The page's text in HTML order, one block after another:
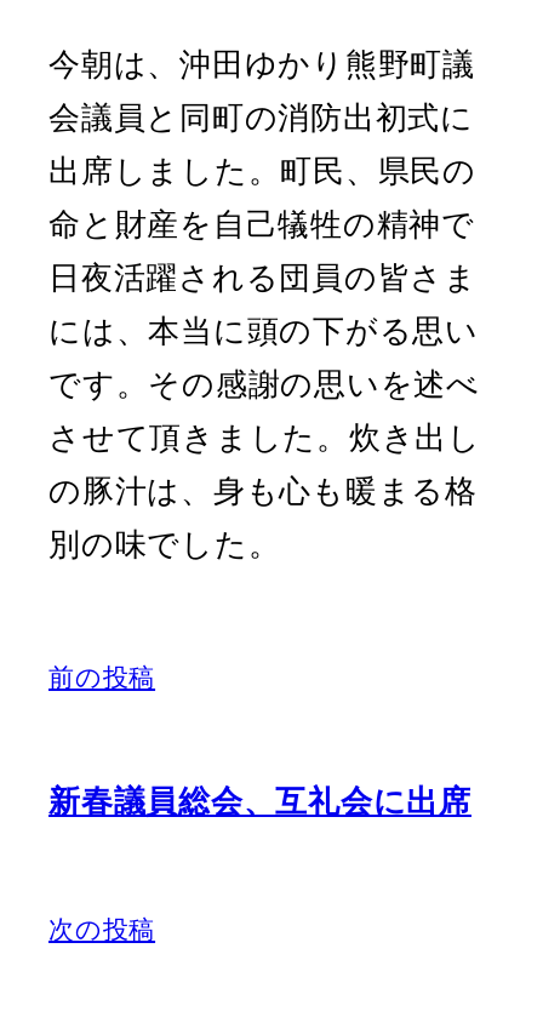
今朝は、沖田ゆかり熊野町議
会議員と同町の消防出初式に
出席しました。町民、県民の
命と財産を自己犠牲の精神で
日夜活躍される団員の皆さま
には、本当に頭の下がる思い
です。その感謝の思いを述べ
させて頂きました。炊き出し
の豚汁は、身も心も暖まる格
別の味でした。
前の投稿
新春議員総会、互礼会に出席
次の投稿